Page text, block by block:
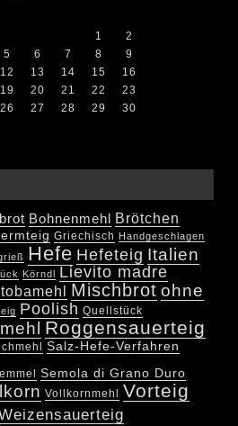
1
2
5 6 7 8
9
12 13 14 15
16
19 20 21 22
23
26 27 28 29
30
Bohnenmehl Brötchen
Griechisch
Handgeschlagen
Hefe Hefeteig Italien
Körndl Lievito madre
Mischbrot ohne
Poolish Quellstück
Roggensauerteig
Salz-Hefe-Verfahren
Semola di Grano Duro
Vollkornmehl Vorteig